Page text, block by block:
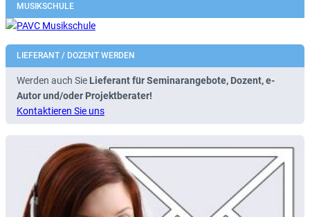
MUSIKSCHULE
LIEFERANT / DOZENT WERDEN
Werden auch Sie Lieferant für Seminarangebote, Dozent, e-
Autor und/oder Projektberater!
Kontaktieren Sie uns